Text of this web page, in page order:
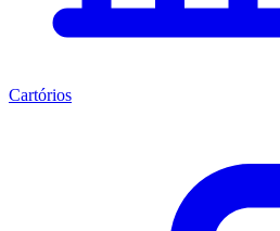
Cartórios